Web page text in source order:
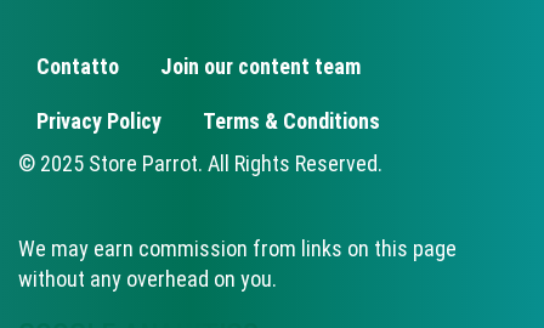
FOOTER
Contatto Join our content team
Privacy Policy
Terms & Conditions
© 2025 Store Parrot. All Rights Reserved.
We may earn commission from links on this page
without any overhead on you.